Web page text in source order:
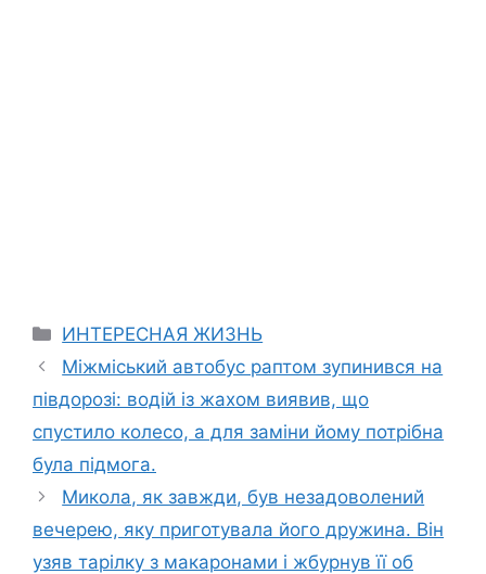
Categories
ИНТЕРЕСНАЯ ЖИЗНЬ
Міжміський автобус раптом зупинився на
півдорозі: водій із жахом виявив, що
спустило колесо, а для заміни йому потрібна
була підмога.
Микола, як завжди, був незадоволений
вечерею, яку приготувала його дружина. Він
узяв тарілку з макаронами і жбурнув її об